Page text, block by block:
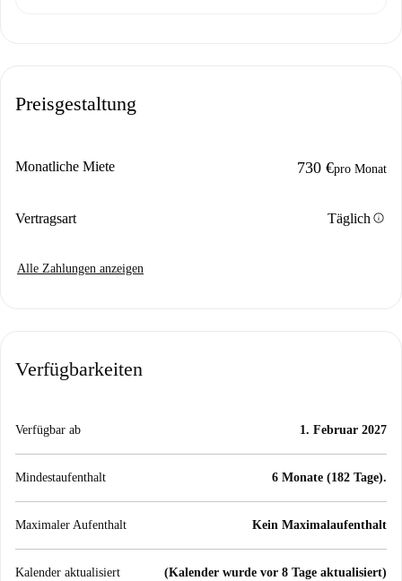
Preisgestaltung
Monatliche Miete 730 €pro Monat
Vertragsart Täglich info
Alle Zahlungen anzeigen
Verfügbarkeiten
Verfügbar ab 1. Februar 2027
Mindestaufenthalt 6 Monate (182 Tage).
Maximaler Aufenthalt Kein Maximalaufenthalt
Kalender aktualisiert (Kalender wurde vor 8 Tage aktualisiert)